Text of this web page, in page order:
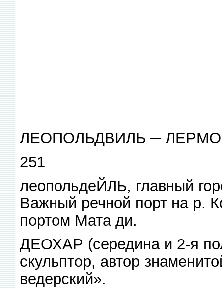
ЛЕОПОЛЬДВИЛЬ ─
251
леопольдеЙЛЬ, главный
Важный речной порт на р.
портом Мата ди.
ДЕОХАР (середина и 2-я
скульптор, автор
ведерский».